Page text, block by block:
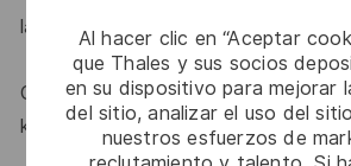
Al hacer clic en “Aceptar
que Thales y sus socios
en su dispositivo para mejorar
del sitio, analizar el uso del
nuestros esfuerzos de
Of solliciteer direct door op
klikken